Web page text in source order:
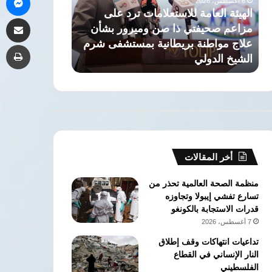
ترد على
ذا صن وميرور بشأن
بمستشفى شرم
ويشكل
مجلس
إدارة
منصة
الرقمية
6 أغسطس، 2026
السيد البدوي يعين مديرًا تنفيذيًا
مجلس إدارة منصة الوفد الرقمية
أخر المقالات
منظمة الصحة العالمية تحذر من
تسارع تفشي إيبولا وتجاوزه
قدرات الاستجابة بالكونغو
7 أغسطس، 2026
تداعيات انتهاكات وقف إطلاق
النار الإنساني في القطاع
الفلسطيني